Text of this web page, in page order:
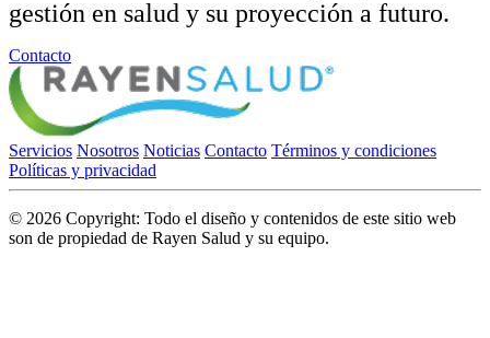
gestión en salud y su proyección a futuro.
Contacto
Servicios Nosotros Noticias Contacto Términos y condiciones
Políticas y privacidad
© 2026 Copyright: Todo el diseño y contenidos de este sitio web
son de propiedad de Rayen Salud y su equipo.